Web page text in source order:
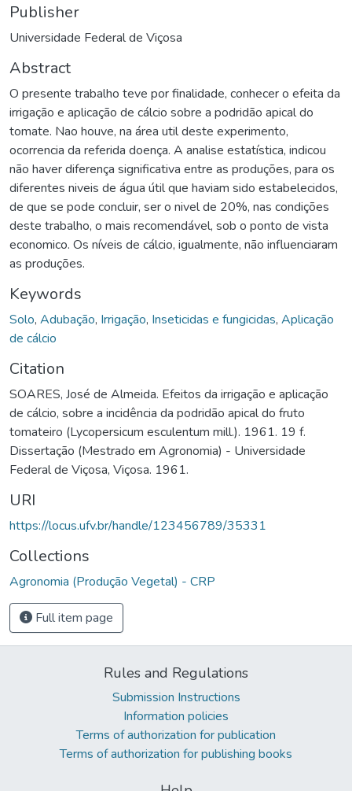
Publisher
Universidade Federal de Viçosa
Abstract
O presente trabalho teve por finalidade, conhecer o efeita da
irrigação e aplicação de cálcio sobre a podridão apical do
tomate. Nao houve, na área util deste experimento,
ocorrencia da referida doença. A analise estatística, indicou
não haver diferença significativa entre as produções, para os
diferentes niveis de água útil que haviam sido estabelecidos,
de que se pode concluir, ser o nivel de 20%, nas condições
deste trabalho, o mais recomendável, sob o ponto de vista
economico. Os níveis de cálcio, igualmente, não influenciaram
as produções.
Keywords
Solo, Adubação, Irrigação, Inseticidas e fungicidas, Aplicação
de cálcio
Citation
SOARES, José de Almeida. Efeitos da irrigação e aplicação
de cálcio, sobre a incidência da podridão apical do fruto
tomateiro (Lycopersicum esculentum mill.). 1961. 19 f.
Dissertação (Mestrado em Agronomia) - Universidade
Federal de Viçosa, Viçosa. 1961.
URI
https://locus.ufv.br/handle/123456789/35331
Collections
Agronomia (Produção Vegetal) - CRP
Full item page
Rules and Regulations
Submission Instructions
Information policies
Terms of authorization for publication
Terms of authorization for publishing books